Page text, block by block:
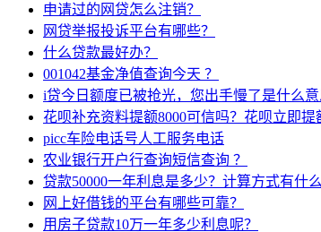
申请过的网贷怎么注销？
网贷举报投诉平台有哪些？
什么贷款最好办？
001042基金净值查询今天 ？
i贷今日额度已被抢光，您出手慢了是什么意
花呗补充资料提额8000可信吗？花呗立即提
picc车险电话号人工服务电话
农业银行开户行查询短信查询 ？
贷款50000一年利息是多少？计算方式有什么
网上好借钱的平台有哪些可靠？
用房子贷款10万一年多少利息呢？